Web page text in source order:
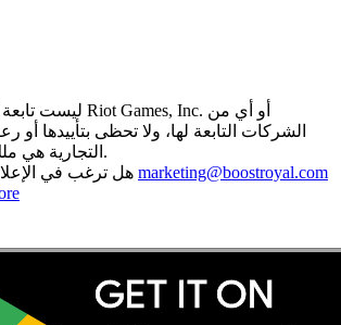
الشركات التابعة لها، ولا تحظى بتأييدها أو
التجارية هي ملك لأصحابها المعنيين.
marketing@boostroyal.com